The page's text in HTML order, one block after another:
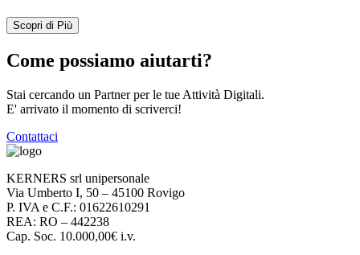
Scopri di Più
Come possiamo aiutarti?
Stai cercando un Partner per le tue Attività Digitali.
E' arrivato il momento di scriverci!
Contattaci
KERNERS srl unipersonale
Via Umberto I, 50 – 45100 Rovigo
P. IVA e C.F.: 01622610291
REA: RO – 442238
Cap. Soc. 10.000,00€ i.v.